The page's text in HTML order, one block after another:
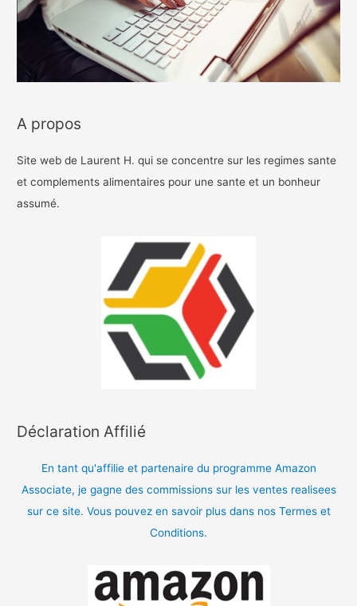
A propos
Site web de Laurent H. qui se concentre sur les regimes sante
et complements alimentaires pour une sante et un bonheur
assumé.
Déclaration Affilié
En tant qu'affilie et partenaire du programme Amazon
Associate, je gagne des commissions sur les ventes realisees
sur ce site. Vous pouvez en savoir plus dans nos Termes et
Conditions.